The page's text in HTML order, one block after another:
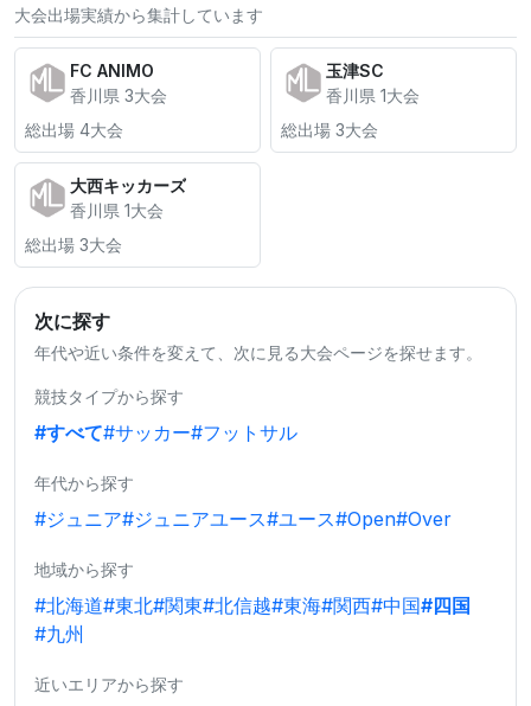
大会出場実績から集計しています
FC ANIMO
香川県 3大会
総出場 4大会
玉津SC
香川県 1大会
総出場 3大会
大西キッカーズ
香川県 1大会
総出場 3大会
次に探す
年代や近い条件を変えて、次に見る大会ページを探せます。
競技タイプから探す
#すべて#サッカー#フットサル
年代から探す
#ジュニア#ジュニアユース#ユース#Open#Over
地域から探す
#北海道#東北#関東#北信越#東海#関西#中国#四国
#九州
近いエリアから探す